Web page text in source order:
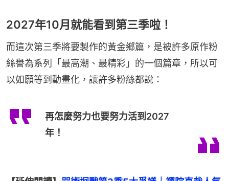
2027年10月就能看到第三季啦！
而這次第三季將要製作的黃金鄉篇，是被許多原作粉
絲譽為系列「最高潮、最精彩」的一個篇章，所以可
以如願等到動畫化，讓許多粉絲都說：
再怎麼努力也要努力活到2027
年！